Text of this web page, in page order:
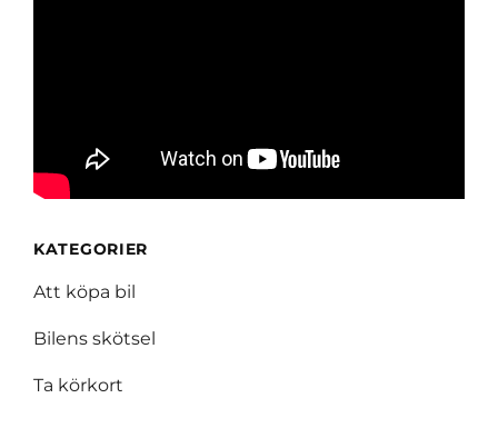
KATEGORIER
Att köpa bil
Bilens skötsel
Ta körkort